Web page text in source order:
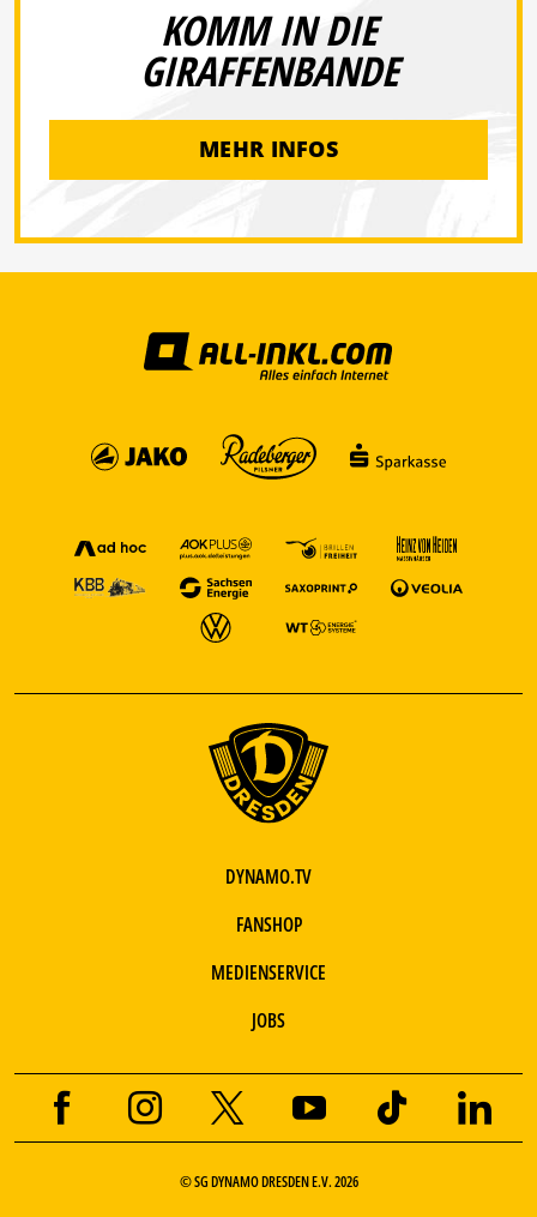
KOMM IN DIE
GIRAFFENBANDE
MEHR INFOS
DYNAMO.TV
FANSHOP
MEDIENSERVICE
JOBS
© SG DYNAMO DRESDEN E.V. 2026